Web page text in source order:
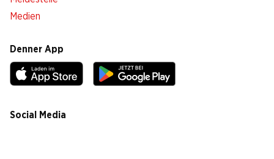
Medien
Denner App
Social Media